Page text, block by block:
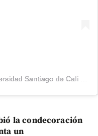
la condecoración
un